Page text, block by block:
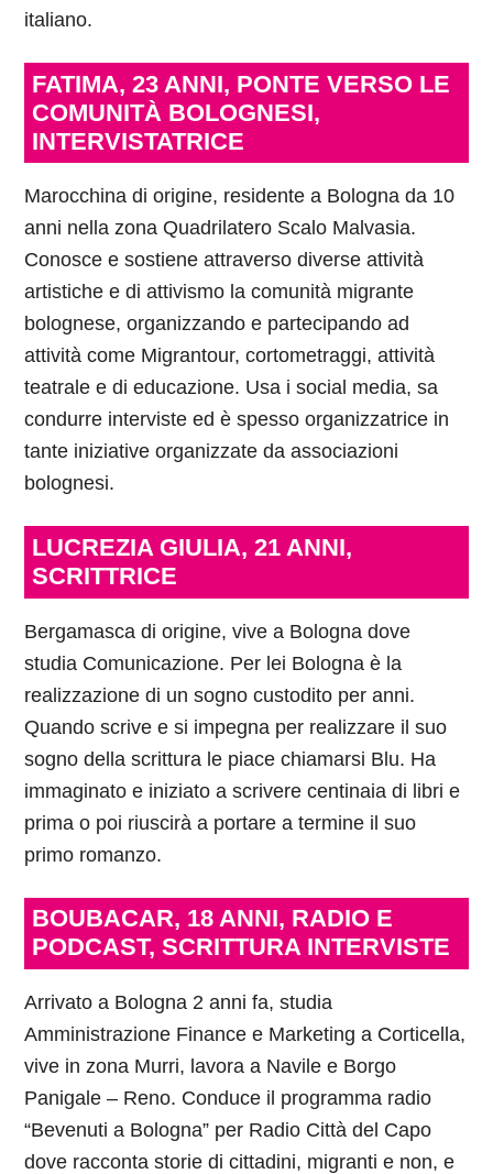
italiano.
FATIMA, 23 ANNI, PONTE VERSO LE
COMUNITÀ BOLOGNESI,
INTERVISTATRICE
Marocchina di origine, residente a Bologna da 10
anni nella zona Quadrilatero Scalo Malvasia.
Conosce e sostiene attraverso diverse attività
artistiche e di attivismo la comunità migrante
bolognese, organizzando e partecipando ad
attività come Migrantour, cortometraggi, attività
teatrale e di educazione. Usa i social media, sa
condurre interviste ed è spesso organizzatrice in
tante iniziative organizzate da associazioni
bolognesi.
LUCREZIA GIULIA, 21 ANNI,
SCRITTRICE
Bergamasca di origine, vive a Bologna dove
studia Comunicazione. Per lei Bologna è la
realizzazione di un sogno custodito per anni.
Quando scrive e si impegna per realizzare il suo
sogno della scrittura le piace chiamarsi Blu. Ha
immaginato e iniziato a scrivere centinaia di libri e
prima o poi riuscirà a portare a termine il suo
primo romanzo.
BOUBACAR, 18 ANNI, RADIO E
PODCAST, SCRITTURA INTERVISTE
Arrivato a Bologna 2 anni fa, studia
Amministrazione Finance e Marketing a Corticella,
vive in zona Murri, lavora a Navile e Borgo
Panigale – Reno. Conduce il programma radio
“Bevenuti a Bologna” per Radio Città del Capo
dove racconta storie di cittadini, migranti e non, e